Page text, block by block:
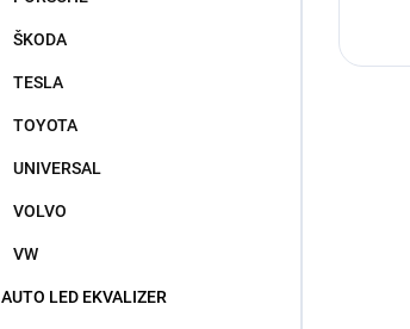
ŠKODA
TESLA
TOYOTA
UNIVERSAL
VOLVO
VW
AUTO LED EKVALIZER